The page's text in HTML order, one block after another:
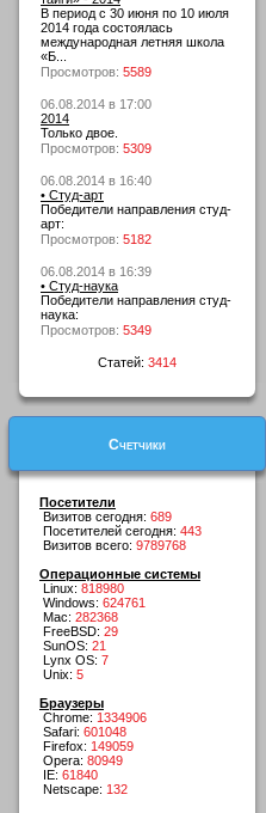
В период с 30 июня по 10 июля
2014 года состоялась
международная летняя школа
«Б...
Просмотров: 5589
06.08.2014 в 17:00
2014
Только двое.
Просмотров: 5309
06.08.2014 в 16:40
• Студ-арт
Победители направления студ-
арт:
Просмотров: 5182
06.08.2014 в 16:39
• Студ-наука
Победители направления студ-
наука:
Просмотров: 5349
Статей: 3414
Счетчики
Посетители
Визитов сегодня: 689
Посетителей сегодня: 443
Визитов всего: 9789768
Операционные системы
Linux: 818980
Windows: 624761
Mac: 282368
FreeBSD: 29
SunOS: 21
Lynx OS: 7
Unix: 5
Браузеры
Chrome: 1334906
Safari: 601048
Firefox: 149059
Opera: 80949
IE: 61840
Netscape: 132